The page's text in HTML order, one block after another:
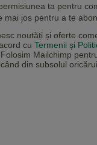
ta pentru
mai jos pentru a te
noutăți și oferte
cu Termenii și
. Folosim Mailchimp
din subsolul